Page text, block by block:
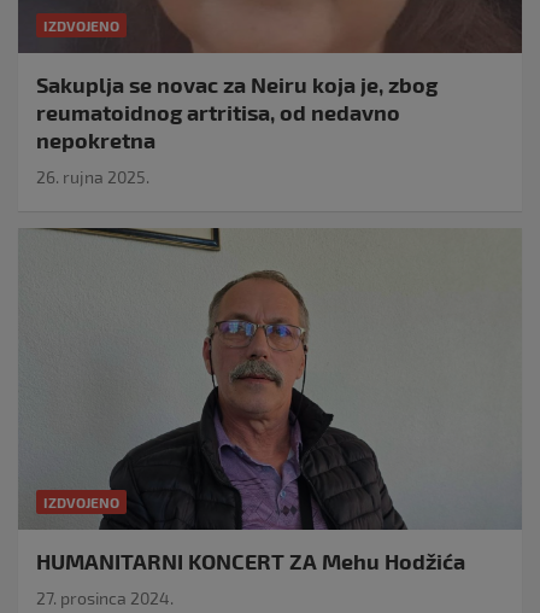
IZDVOJENO
Sakuplja se novac za Neiru koja je, zbog
reumatoidnog artritisa, od nedavno
nepokretna
26. rujna 2025.
IZDVOJENO
HUMANITARNI KONCERT ZA Mehu Hodžića
27. prosinca 2024.